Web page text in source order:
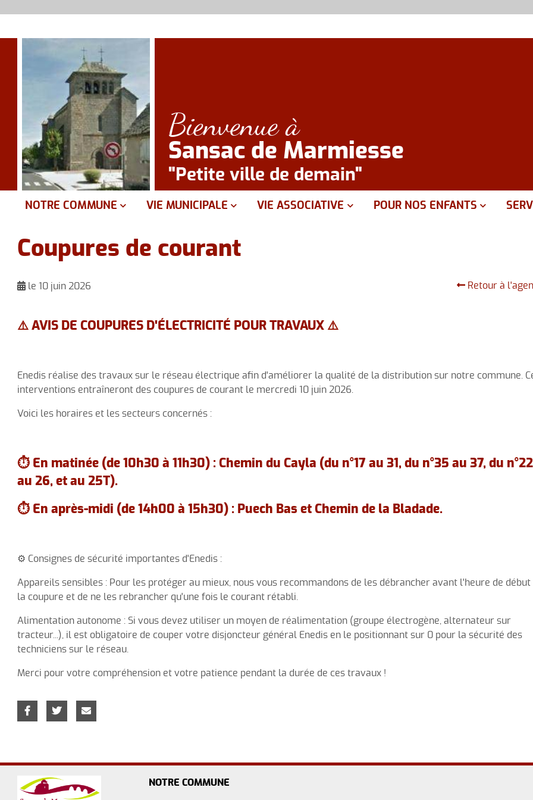
Bienvenue à
Sansac de Marmiesse
"Petite ville de demain"
NOTRE COMMUNE
Equipements
VIE MUNICIPALE
Mairie
Le canton
VIE ASSOCIATIVE POUR NOS ENFANTS
Coupures de courant
le 10 juin 2026 Retour à
⚠️ AVIS DE COUPURES D'ÉLECTRICITÉ POUR TRAVAUX ⚠️
Enedis réalise des travaux sur le réseau électrique afin d'améliorer la qualité de la distribution sur notre commune.
interventions entraîneront des coupures de courant le mercredi 10 juin 2026.
Voici les horaires et les secteurs concernés :
⏱️ En matinée (de 10h30 à 11h30) : Chemin du Cayla (du n°17 au 31, du n°35 au 37, du n°22
au 26, et au 25T).
⏱️ En après-midi (de 14h00 à 15h30) : Puech Bas et Chemin de la Bladade.
⚙️ Consignes de sécurité importantes d'Enedis :
Appareils sensibles : Pour les protéger au mieux, nous vous recommandons de les débrancher avant l'heure de début
la coupure et de ne les rebrancher qu'une fois le courant rétabli.
Alimentation autonome : Si vous devez utiliser un moyen de réalimentation (groupe électrogène, alternateur sur
tracteur...), il est obligatoire de couper votre disjoncteur général Enedis en le positionnant sur 0 pour la sécurité des
techniciens sur le réseau.
Merci pour votre compréhension et votre patience pendant la durée de ces travaux !
NOTRE COMMUNE